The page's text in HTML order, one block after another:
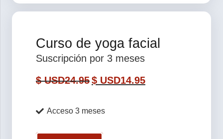
Curso de yoga facial
Suscripción por 3 meses
$ USD24.95$ USD14.95
Acceso 3 meses